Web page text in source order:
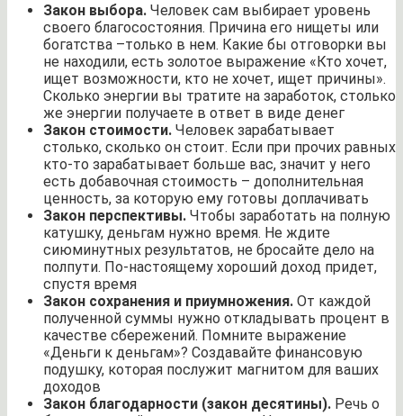
Закон выбора. Человек сам выбирает уровень
своего благосостояния. Причина его нищеты или
богатства –только в нем. Какие бы отговорки вы
не находили, есть золотое выражение «Кто хочет,
ищет возможности, кто не хочет, ищет причины».
Сколько энергии вы тратите на заработок, столько
же энергии получаете в ответ в виде денег
Закон стоимости. Человек зарабатывает
столько, сколько он стоит. Если при прочих равных
кто-то зарабатывает больше вас, значит у него
есть добавочная стоимость – дополнительная
ценность, за которую ему готовы доплачивать
Закон перспективы. Чтобы заработать на полную
катушку, деньгам нужно время. Не ждите
сиюминутных результатов, не бросайте дело на
полпути. По-настоящему хороший доход придет,
спустя время
Закон сохранения и приумножения. От каждой
полученной суммы нужно откладывать процент в
качестве сбережений. Помните выражение
«Деньги к деньгам»? Создавайте финансовую
подушку, которая послужит магнитом для ваших
доходов
Закон благодарности (закон десятины). Речь о